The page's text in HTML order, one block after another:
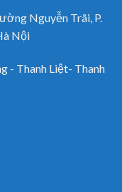
Nguyễn Trãi, P.
Nội
Thanh Liệt- Thanh